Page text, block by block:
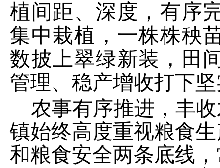
植间距、深度，有序
集中栽植，一株株秧
数披上翠绿新装，田
管理、稳产增收打下
农事有序推进，丰
镇始终高度重视粮食
和粮食安全两条底线